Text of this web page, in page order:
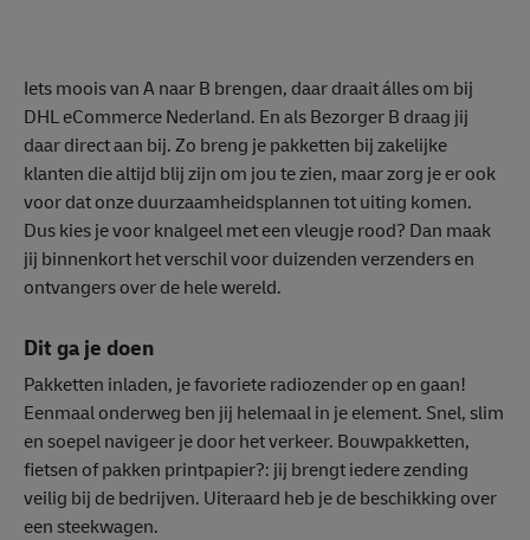
Iets moois van A naar B brengen, daar draait álles om bij
DHL eCommerce Nederland. En als Bezorger B draag jij
daar direct aan bij. Zo breng je pakketten bij zakelijke
klanten die altijd blij zijn om jou te zien, maar zorg je er ook
voor dat onze duurzaamheidsplannen tot uiting komen.
Dus kies je voor knalgeel met een vleugje rood? Dan maak
jij binnenkort het verschil voor duizenden verzenders en
ontvangers over de hele wereld.
Dit ga je doen
Pakketten inladen, je favoriete radiozender op en gaan!
Eenmaal onderweg ben jij helemaal in je element. Snel, slim
en soepel navigeer je door het verkeer. Bouwpakketten,
fietsen of pakken printpapier?: jij brengt iedere zending
veilig bij de bedrijven. Uiteraard heb je de beschikking over
een steekwagen.